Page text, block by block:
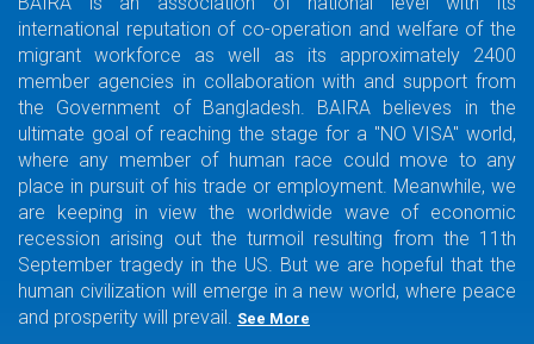
international reputation of co-operation and welfare of the
migrant workforce as well as its approximately 2400
member agencies in collaboration with and support from
the Government of Bangladesh. BAIRA believes in the
ultimate goal of reaching the stage for a "NO VISA" world,
where any member of human race could move to any
place in pursuit of his trade or employment. Meanwhile, we
are keeping in view the worldwide wave of economic
recession arising out the turmoil resulting from the 11th
September tragedy in the US. But we are hopeful that the
human civilization will emerge in a new world, where peace
and prosperity will prevail. See More